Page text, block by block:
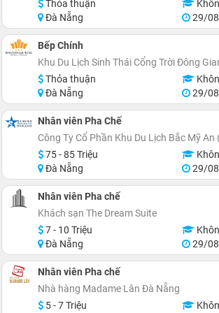
Thỏa thuận
Đà Nẵng
29/
Bếp Chính
Khu Du Lịch Sinh Thái Cổng Trời Đông
Thỏa thuận
Đà Nẵng
29/
Nhân viên Pha Chế
75 - 85 Triệu
Đà Nẵng
29/
Nhân viên Pha chế
Khách sạn The Dream Suite
7 - 10 Triệu
Đà Nẵng
29/
Nhân viên Pha chế
Nhà hàng Madame Lân Đà Nẵng
5 - 7 Triệu